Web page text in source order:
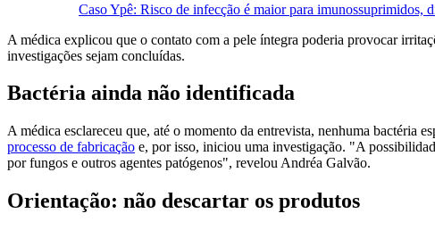
Caso Ypê: Risco de infecção é maior para imunossuprimidos,
A médica explicou que o contato com a pele íntegra poderia provocar
investigações sejam concluídas.
Bactéria ainda não identificada
A médica esclareceu que, até o momento da entrevista, nenhuma
processo de fabricação e, por isso, iniciou uma investigação. "A
por fungos e outros agentes patógenos", revelou Andréa Galvão.
Orientação: não descartar os produtos